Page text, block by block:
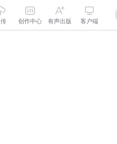
传 创作中心 有声出版 客户端